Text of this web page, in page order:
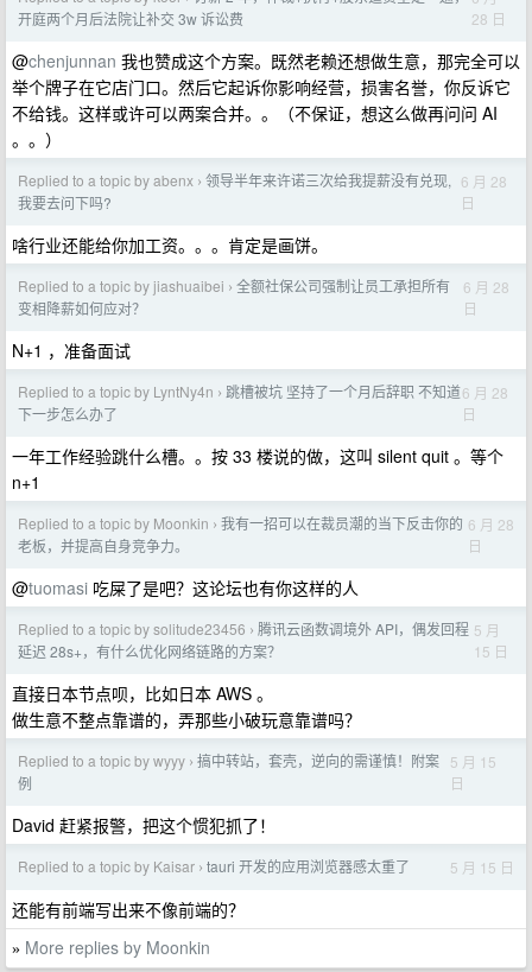
开庭两个月后法院让补交 3w 诉讼费
28 日
@chenjunnan 我也赞成这个方案。既然老赖还想做生意，那完全可以
举个牌子在它店门口。然后它起诉你影响经营，损害名誉，你反诉它
不给钱。这样或许可以两案合并。。（不保证，想这么做再问问 AI
。。）
Replied to a topic by abenx › 领导半年来许诺三次给我提薪没有兑现,
我要去问下吗?
6 月 28
日
啥行业还能给你加工资。。。肯定是画饼。
Replied to a topic by jiashuaibei › 全额社保公司强制让员工承担所有
变相降薪如何应对？
6 月 28
日
N+1 ，准备面试
Replied to a topic by LyntNy4n › 跳槽被坑 坚持了一个月后辞职 不知道
下一步怎么办了
6 月 28
日
一年工作经验跳什么槽。。按 33 楼说的做，这叫 silent quit 。等个
n+1
Replied to a topic by Moonkin › 我有一招可以在裁员潮的当下反击你的
老板，并提高自身竞争力。
6 月 28
日
@tuomasi 吃屎了是吧？这论坛也有你这样的人
Replied to a topic by solitude23456 › 腾讯云函数调境外 API，偶发回程
延迟 28s+，有什么优化网络链路的方案？
5 月
15 日
直接日本节点呗，比如日本 AWS 。
做生意不整点靠谱的，弄那些小破玩意靠谱吗？
Replied to a topic by wyyy › 搞中转站，套壳，逆向的需谨慎！附案
例
5 月 15
日
David 赶紧报警，把这个惯犯抓了！
Replied to a topic by Kaisar › tauri 开发的应用浏览器感太重了 5 月 15 日
还能有前端写出来不像前端的？
» More replies by Moonkin